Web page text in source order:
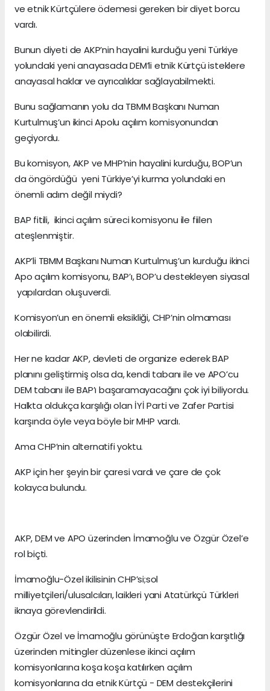
ve etnik Kürtçülere ödemesi gereken bir diyet borcu
vardı.
Bunun diyeti de AKP’nin hayalini kurduğu yeni Türkiye
yolundaki yeni anayasada DEM’li etnik Kürtçü isteklere
anayasal haklar ve ayrıcalıklar sağlayabilmekti.
Bunu sağlamanın yolu da TBMM Başkanı Numan
Kurtulmuş’un ikinci Apolu açılım komisyonundan
geçiyordu.
Bu komisyon, AKP ve MHP’nin hayalini kurduğu, BOP’un
da öngördüğü yeni Türkiye’yi kurma yolundaki en
önemli adım değil miydi?
BAP fitili, ikinci açılım süreci komisyonu ile fiilen
ateşlenmiştir.
AKP’li TBMM Başkanı Numan Kurtulmuş’un kurduğu ikinci
Apo açılım komisyonu, BAP’ı, BOP’u destekleyen siyasal
yapılardan oluşuverdi.
Komisyon’un en önemli eksikliği, CHP’nin olmaması
olabilirdi.
Her ne kadar AKP, devleti de organize ederek BAP
planını geliştirmiş olsa da, kendi tabanı ile ve APO’cu
DEM tabanı ile BAP’ı başaramayacağını çok iyi biliyordu.
Halkta oldukça karşılığı olan İYİ Parti ve Zafer Partisi
karşında öyle veya böyle bir MHP vardı.
Ama CHP’nin alternatifi yoktu.
AKP için her şeyin bir çaresi vardı ve çare de çok
kolayca bulundu.
AKP, DEM ve APO üzerinden İmamoğlu ve Özgür Özel’e
rol biçti.
İmamoğlu-Özel ikilisinin CHP’si;sol
milliyetçileri/ulusalcıları, laikleri yani Atatürkçü Türkleri
iknaya görevlendirildi.
Özgür Özel ve İmamoğlu görünüşte Erdoğan karşıtlığı
üzerinden mitingler düzenlese ikinci açılım
komisyonlarına koşa koşa katılırken açılım
komisyonlarına da etnik Kürtçü - DEM destekçilerini